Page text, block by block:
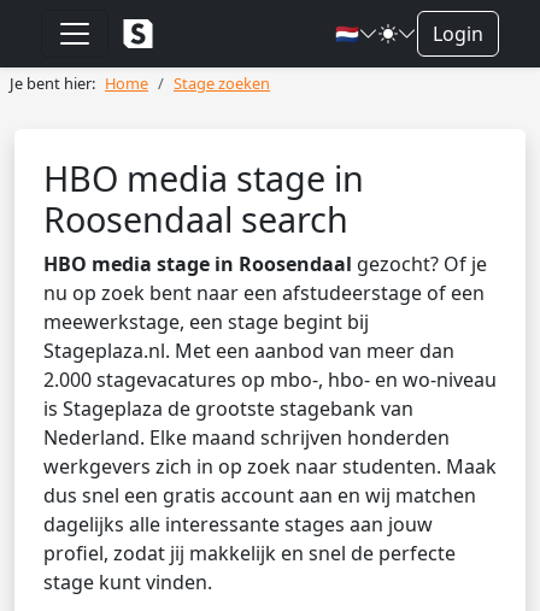
🇳🇱 Login
Je bent hier: Home Stage zoeken
HBO media stage in
Roosendaal search
HBO media stage in Roosendaal gezocht? Of je
nu op zoek bent naar een afstudeerstage of een
meewerkstage, een stage begint bij
Stageplaza.nl. Met een aanbod van meer dan
2.000 stagevacatures op mbo-, hbo- en wo-niveau
is Stageplaza de grootste stagebank van
Nederland. Elke maand schrijven honderden
werkgevers zich in op zoek naar studenten. Maak
dus snel een gratis account aan en wij matchen
dagelijks alle interessante stages aan jouw
profiel, zodat jij makkelijk en snel de perfecte
stage kunt vinden.